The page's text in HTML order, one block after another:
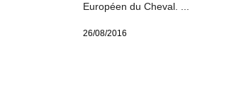
Européen du Cheval. ...
26/08/2016